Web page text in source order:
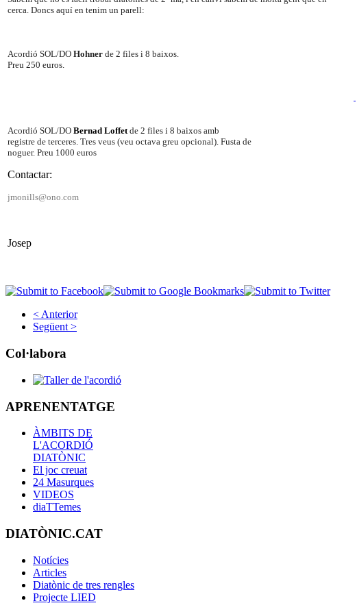
cerca. Doncs aquí en tenim un parell:
Acordió SOL/DO Hohner de 2 files i 8 baixos.
Preu 250 euros.
Acordió SOL/DO Bernad Loffetde 2 files i 8 baixos amb
registre de terceres. Tres veus (veu octava greu opcional). Fusta de
noguer. Preu 1000 euros
Contactar:
jmonills@ono.com
Josep
< Anterior
Següent >
Col·labora
APRENENTATGE
ÀMBITS DE
L'ACORDIÓ
DIATÒNIC
El joc creuat
24 Masurques
VIDEOS
diaTTemes
DIATÒNIC.CAT
Notícies
Articles
Diatònic de tres rengles
Projecte LIED